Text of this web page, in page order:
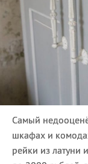
Самый
шкафах и
рейки из латуни